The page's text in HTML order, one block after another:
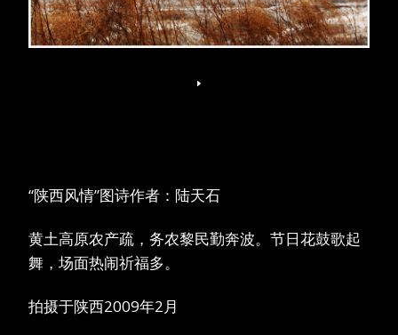
“陕西风情”图诗作者：陆天石
黄土高原农产疏，务农黎民勤奔波。节日花鼓歌起
舞，场面热闹祈福多。
拍摄于陕西2009年2月